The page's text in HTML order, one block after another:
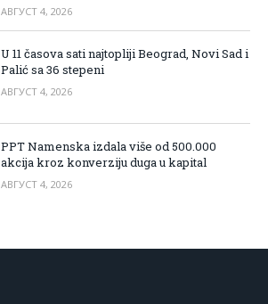
АВГУСТ 4, 2026
U 11 časova sati najtopliji Beograd, Novi Sad i
Palić sa 36 stepeni
АВГУСТ 4, 2026
PPT Namenska izdala više od 500.000
akcija kroz konverziju duga u kapital
АВГУСТ 4, 2026